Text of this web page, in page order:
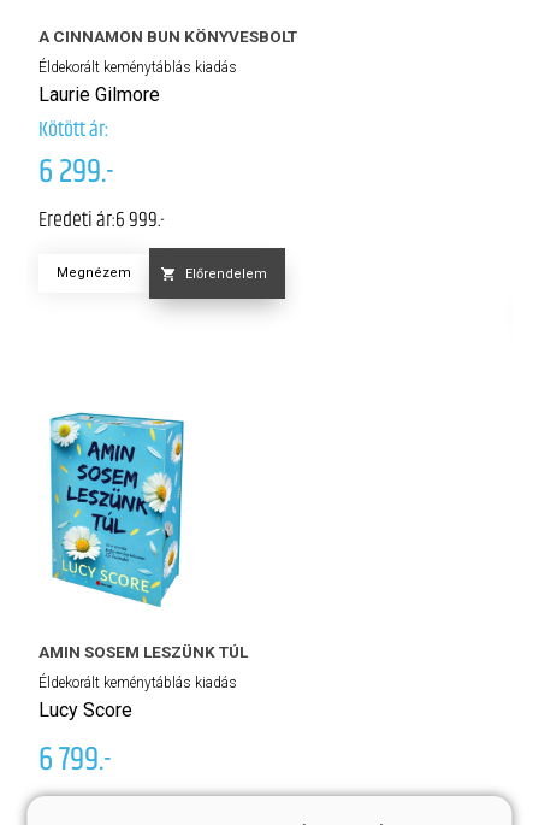
A CINNAMON BUN KÖNYVESBOLT
Éldekorált keménytáblás kiadás
Laurie Gilmore
Kötött ár:
6 299.-
Eredeti ár:6 999.-
Megnézem Előrendelem
AMIN SOSEM LESZÜNK TÚL
Éldekorált keménytáblás kiadás
Lucy Score
6 799.-
Eredeti ár:7 999.-